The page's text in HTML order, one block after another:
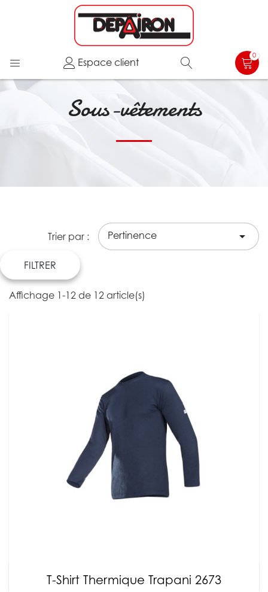
Espace client
0
Sous-vêtements
Trier par : Pertinence 
FILTRER
Affichage 1-12 de 12 article(s)
T-Shirt Thermique Trapani 2673